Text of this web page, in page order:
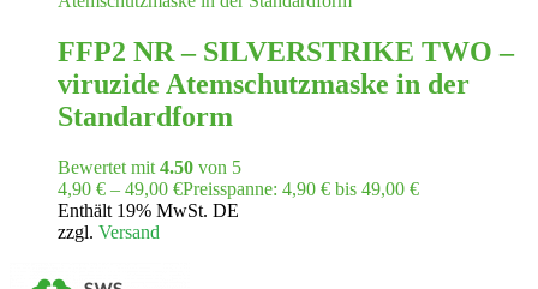
FFP2 NR – SILVERSTRIKE TWO –
viruzide Atemschutzmaske in der
Standardform
Bewertet mit 4.50 von 5
4,90 € – 49,00 €Preisspanne: 4,90 € bis 49,00 €
Enthält 19% MwSt. DE
zzgl. Versand